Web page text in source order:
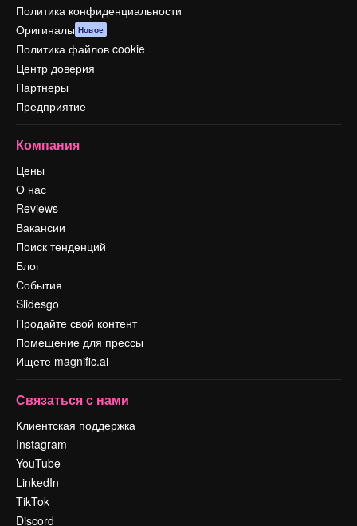
Политика конфиденциальности
Оригиналы Новое
Политика файлов cookie
Центр доверия
Партнеры
Предприятие
Компания
Цены
О нас
Reviews
Вакансии
Поиск тенденций
Блог
События
Slidesgo
Продайте свой контент
Помещение для прессы
Ищете magnific.ai
Связаться с нами
Клиентская поддержка
Instagram
YouTube
LinkedIn
TikTok
Discord